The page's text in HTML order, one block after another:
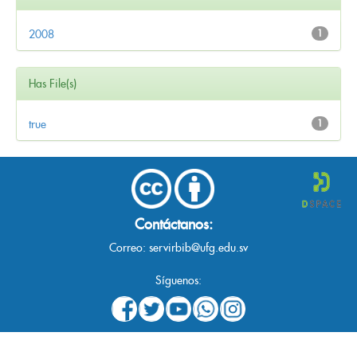
1
2008
Has File(s)
1
true
Contáctanos:
Correo: servirbib@ufg.edu.sv
Síguenos: